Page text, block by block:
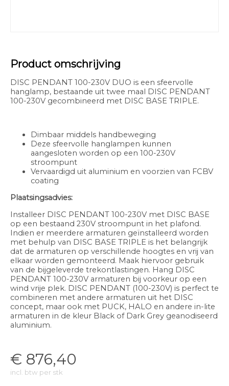
Product omschrijving
DISC PENDANT 100-230V DUO is een sfeervolle
hanglamp, bestaande uit twee maal DISC PENDANT
100-230V gecombineerd met DISC BASE TRIPLE.
Dimbaar middels handbeweging
Deze sfeervolle hanglampen kunnen
aangesloten worden op een 100-230V
stroompunt
Vervaardigd uit aluminium en voorzien van FCBV
coating
Plaatsingsadvies:
Installeer DISC PENDANT 100-230V met DISC BASE
op een bestaand 230V stroompunt in het plafond.
Indien er meerdere armaturen geïnstalleerd worden
met behulp van DISC BASE TRIPLE is het belangrijk
dat de armaturen op verschillende hoogtes en vrij van
elkaar worden gemonteerd. Maak hiervoor gebruik
van de bijgeleverde trekontlastingen. Hang DISC
PENDANT 100-230V armaturen bij voorkeur op een
wind vrije plek. DISC PENDANT (100-230V) is perfect te
combineren met andere armaturen uit het DISC
concept, maar ook met PUCK, HALO en andere in-lite
armaturen in de kleur Black of Dark Grey geanodiseerd
aluminium.
€ 876,40
incl. btw per stk